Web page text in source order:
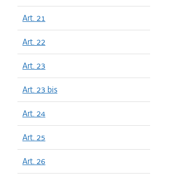
Art. 21
Art. 22
Art. 23
Art. 23 bis
Art. 24
Art. 25
Art. 26